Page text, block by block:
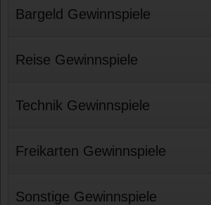
Bargeld Gewinnspiele
Reise Gewinnspiele
Technik Gewinnspiele
Freikarten Gewinnspiele
Sonstige Gewinnspiele